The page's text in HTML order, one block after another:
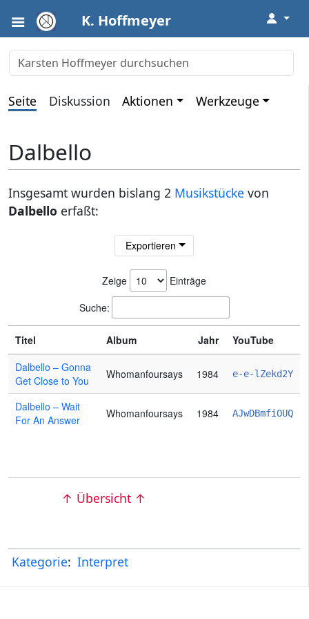
K. Hoffmeyer ↓
Seite Diskussion Aktionen Werkzeuge
Dalbello
Insgesamt wurden bislang 2 Musikstücke von
Dalbello erfaßt:
Exportieren
Zeige
Einträge
Suche:
Titel Album Jahr
YouTube
Dalbello – Gonna
Get Close to You
Whomanfoursays 1984 e-e-lZekd2Y
Dalbello – Wait
For An Answer
Whomanfoursays 1984 AJwDBmfiOUQ
↑ Übersicht ↑
Kategorie: Interpret